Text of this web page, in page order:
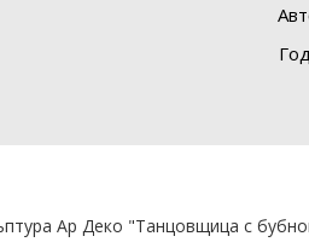
Ар Деко "Танцовщица с